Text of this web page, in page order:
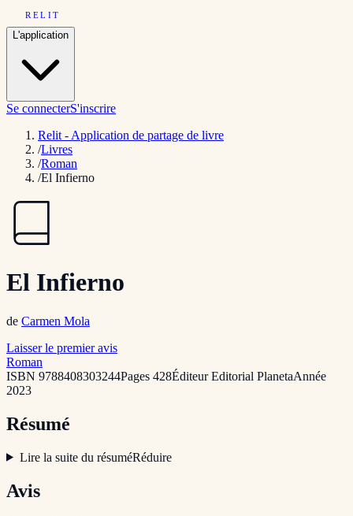
RELIT
L'application
Se connecterS'inscrire
Relit - Application de partage de livre
/Livres
/Roman
/El Infierno
El Infierno
de Carmen Mola
Laisser le premier avis
Roman
ISBN 9788408303244Pages 428ÉditeurEditorial PlanetaAnnée
2023
Résumé
Lire la suite du résuméRéduire
Avis